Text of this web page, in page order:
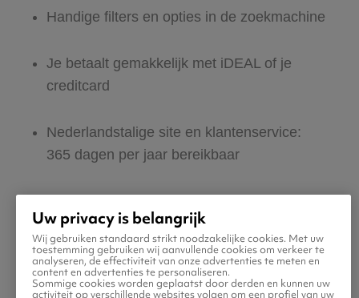
Handige filters en opties in de zoekmachine
Je betaalt gemakkelijk met iDEAL of je
creditcard
Nederlandstalige site en klantenservice:
365 dagen per jaar bereikbaar
Boek ook direct een hotel of huurauto voor
in Beijing
Uw privacy is belangrijk
Wij gebruiken standaard strikt noodzakelijke cookies. Met uw
toestemming gebruiken wij aanvullende cookies om verkeer te
analyseren, de effectiviteit van onze advertenties te meten en
content en advertenties te personaliseren.
Sommige cookies worden geplaatst door derden en kunnen uw
activiteit op verschillende websites volgen om een profiel van uw